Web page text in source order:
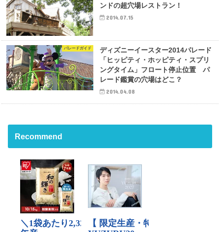
ンドの超穴場レストラン！
2014.07.15
パレードガイド
ディズニーイースター2014パレード
「ヒッピティ・ホッピティ・スプリ
ングタイム」フロート停止位置 パ
レード鑑賞の穴場はどこ？
2014.04.08
Recommend